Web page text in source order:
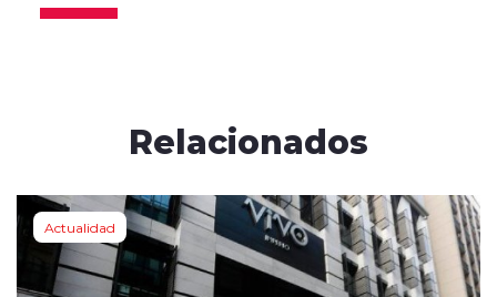
Relacionados
Actualidad